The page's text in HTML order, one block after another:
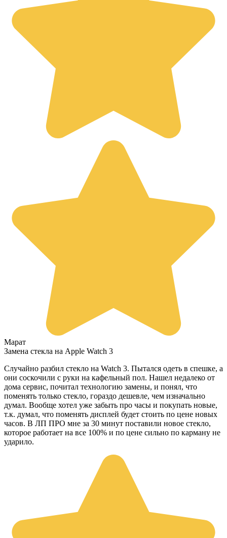
Марат
Замена стекла на Apple Watch 3
Случайно разбил стекло на Watch 3. Пытался одеть в спешке, а
они соскочили с руки на кафельный пол. Нашел недалеко от
дома сервис, почитал технологию замены, и понял, что
поменять только стекло, гораздо дешевле, чем изначально
думал. Вообще хотел уже забыть про часы и покупать новые,
т.к. думал, что поменять дисплей будет стоить по цене новых
часов. В ЛП ПРО мне за 30 минут поставили новое стекло,
которое работает на все 100% и по цене сильно по карману не
ударило.